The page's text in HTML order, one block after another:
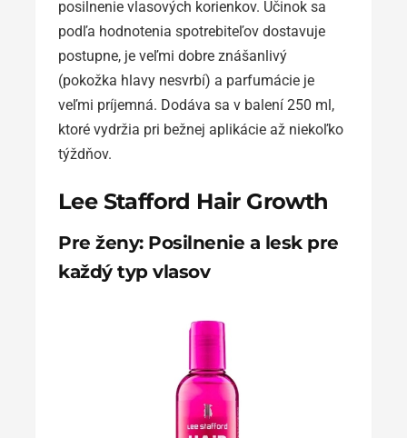
posilnenie vlasových korienkov. Účinok sa
podľa hodnotenia spotrebiteľov dostavuje
postupne, je veľmi dobre znášanlivý
(pokožka hlavy nesvrbí) a parfumácie je
veľmi príjemná. Dodáva sa v balení 250 ml,
ktoré vydržia pri bežnej aplikácie až niekoľko
týždňov.
Lee Stafford Hair Growth
Pre ženy: Posilnenie a lesk pre
každý typ vlasov